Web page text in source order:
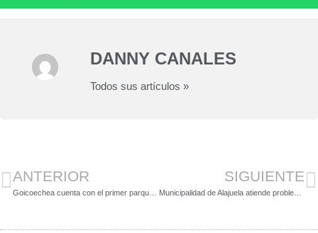
DANNY CANALES
Todos sus artículos »
ANTERIOR SIGUIENTE
Municipalidad de Alajuela atiende problema que causa inundaciones en Villa Bonita